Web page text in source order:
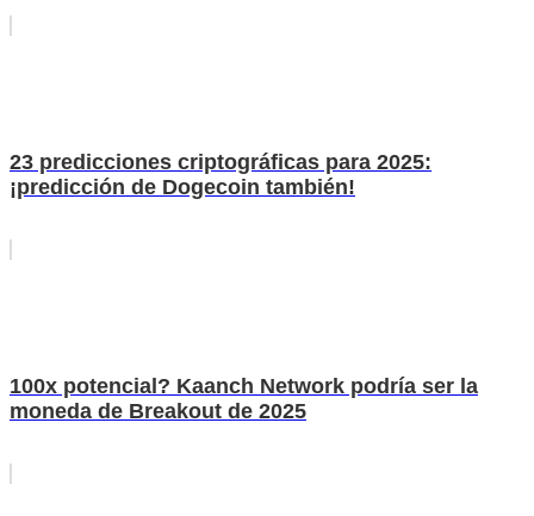
23 predicciones criptográficas para 2025:
¡predicción de Dogecoin también!
100x potencial? Kaanch Network podría ser la
moneda de Breakout de 2025